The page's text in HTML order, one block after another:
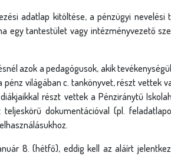
adatlap kitöltése, a pénzügyi
egy tantestület vagy intézményvezető
azok a pedagógusok, akik
pénz világában c. tankönyvet, részt
részt vettek a Pénziránytű
dokumentációval (pl.
8. (hétfő), eddig kell az aláírt